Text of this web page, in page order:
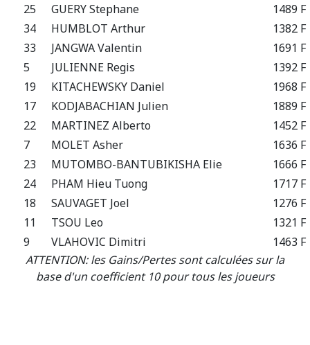
25
GUERY Stephane
1489 F
34
HUMBLOT Arthur
1382 F
33
JANGWA Valentin
1691 F
5
JULIENNE Regis
1392 F
19
KITACHEWSKY Daniel
1968 F
17
KODJABACHIAN Julien
1889 F
22
MARTINEZ Alberto
1452 F
7
MOLET Asher
1636 F
23
MUTOMBO-BANTUBIKISHA Elie
1666 F
24
PHAM Hieu Tuong
1717 F
18
SAUVAGET Joel
1276 F
11
TSOU Leo
1321 F
9
VLAHOVIC Dimitri
1463 F
ATTENTION: les Gains/Pertes sont calculées sur la
base d'un coefficient 10 pour tous les joueurs